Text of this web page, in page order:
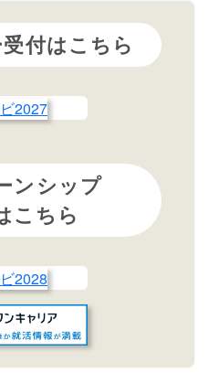
付はこちら
ンシップ
こちら